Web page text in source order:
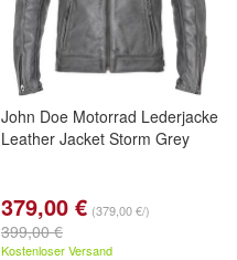
John Doe Motorrad Lederjacke
Leather Jacket Storm Grey
379,00 € (379,00 €/)
399,00 €
Kostenloser Versand